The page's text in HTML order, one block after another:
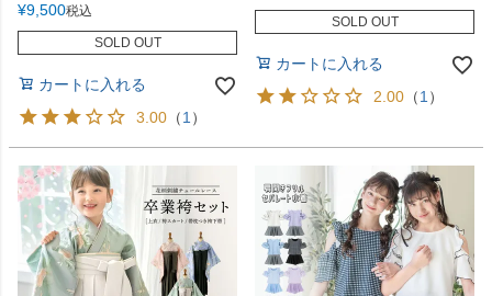
¥9,500税込
SOLD OUT
カートに入れる
3.00 （1 ）
SOLD OUT
カートに入れる
2.00 （1 ）